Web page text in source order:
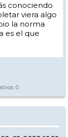
conociendo
viera algo
la norma
es el que
0